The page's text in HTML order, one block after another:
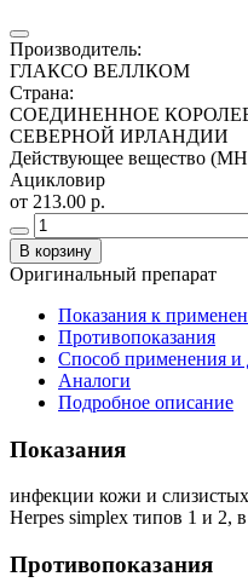
Производитель:
ГЛАКСО ВЕЛЛКОМ
Страна:
СОЕДИНЕННОЕ
СЕВЕРНОЙ ИРЛАНДИИ
Действующее вещество
Ацикловир
от 213.00 р.
В корзину
Оригинальный препарат
Показания к
Противопоказания
Способ применения и
Аналоги
Подробное описание
Показания
инфекции кожи и
Herpes simplex типов 1 и 2, в
Противопоказания